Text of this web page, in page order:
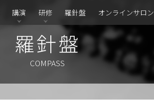
講演 研修 羅針盤 オンラインサロン
羅針盤
COMPASS